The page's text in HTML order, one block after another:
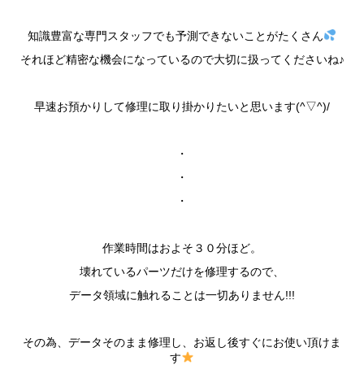
知識豊富な専門スタッフでも予測できないことがたくさん
それほど精密な機会になっているので大切に扱ってくださいね♪
早速お預かりして修理に取り掛かりたいと思います(^▽^)/
・
・
・
作業時間はおよそ３０分ほど。
壊れているパーツだけを修理するので、
データ領域に触れることは一切ありません!!!
その為、データそのまま修理し、お返し後すぐにお使い頂けま
す